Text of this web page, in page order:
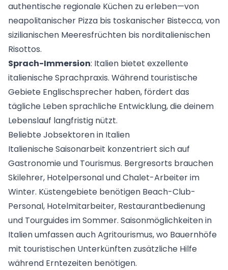
authentische regionale Küchen zu erleben—von
neapolitanischer Pizza bis toskanischer Bistecca, von
sizilianischen Meeresfrüchten bis norditalienischen
Risottos.
Sprach-Immersion: Italien bietet exzellente
italienische Sprachpraxis. Während touristische
Gebiete Englischsprecher haben, fördert das
tägliche Leben sprachliche Entwicklung, die deinem
Lebenslauf langfristig nützt.
Beliebte Jobsektoren in Italien
Italienische Saisonarbeit konzentriert sich auf
Gastronomie und Tourismus. Bergresorts brauchen
Skilehrer, Hotelpersonal und Chalet-Arbeiter im
Winter. Küstengebiete benötigen Beach-Club-
Personal, Hotelmitarbeiter, Restaurantbedienung
und Tourguides im Sommer. Saisonmöglichkeiten in
Italienumfassen auch Agritourismus, wo Bauernhöfe
mit touristischen Unterkünften zusätzliche Hilfe
während Erntezeiten benötigen.